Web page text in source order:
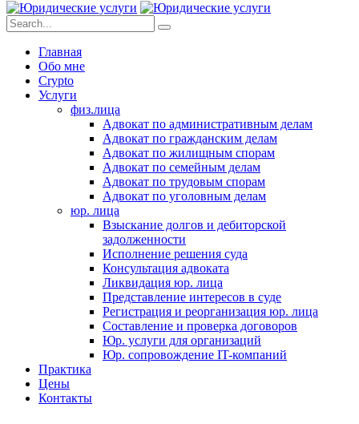
Главная
Обо мне
Crypto
Услуги
физ.лица
Адвокат по административным делам
Адвокат по гражданским делам
Адвокат по жилищным спорам
Адвокат по семейным делам
Адвокат по трудовым спорам
Адвокат по уголовным делам
юр. лица
Взыскание долгов и дебиторской
задолженности
Исполнение решения суда
Консультация адвоката
Ликвидация юр. лица
Представление интересов в суде
Регистрация и реорганизация юр. лица
Составление и проверка договоров
Юр. услуги для организаций
Юр. сопровождение IT-компаний
Практика
Цены
Контакты